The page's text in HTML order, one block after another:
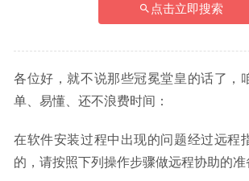
点击立即搜索
各位好，就不说那些冠冕堂皇的话了，
单、易懂、还不浪费时间：
在软件安装过程中出现的问题经过远程
的，请按照下列操作步骤做远程协助的准